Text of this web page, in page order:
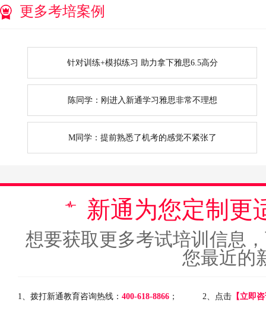
更多考培案例
针对训练+模拟练习 助力拿下雅思6.5高分
陈同学：刚进入新通学习雅思非常不理想
M同学：提前熟悉了机考的感觉不紧张了
新通为您定制更
想要获取更多考试培训信息
您最近的
1、拨打新通教育咨询热线： 400-618-8866 ； 2、点击 【立即